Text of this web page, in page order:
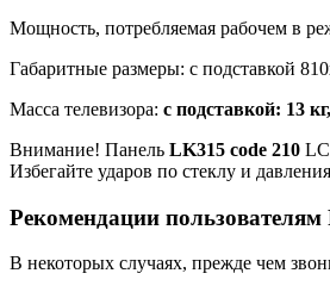
Мощность, потребляемая рабочем в
Габаритные размеры: с подставкой
Масса телевизора: с подставкой: 13
Внимание! Панель LK315 code 210
Избегайте ударов по стеклу и
Рекомендации
В некоторых случаях, прежде чем